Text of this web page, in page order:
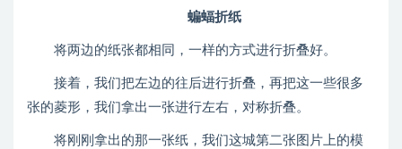
蝙蝠折纸
将两边的纸张都相同，一样的方式进行折叠好。
接着，我们把左边的往后进行折叠，再把这一些很多
张的菱形，我们拿出一张进行左右，对称折叠。
将刚刚拿出的那一张纸，我们这城第二张图片上的模